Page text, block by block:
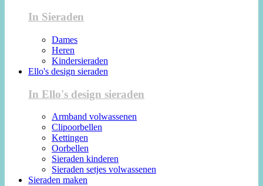
In Sieraden
Dames
Heren
Kindersieraden
Ello's design sieraden
In Ello's design sieraden
Armband volwassenen
Clipoorbellen
Kettingen
Oorbellen
Sieraden kinderen
Sieraden setjes volwassenen
Sieraden maken